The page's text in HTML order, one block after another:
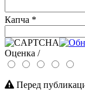
Капча *
Оценка /
Перед